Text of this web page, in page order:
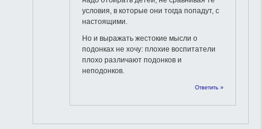
условия, в которые они тогда попадут, с
настоящими.
Но и выражать жестокие мысли о
подонках не хочу: плохие воспитатели
плохо различают подонков и
неподонков.
Ответить »